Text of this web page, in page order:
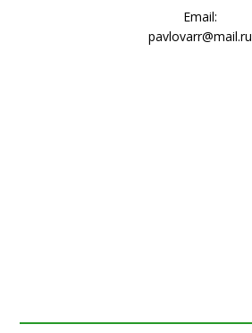
Email:
pavlovarr@mail.ru